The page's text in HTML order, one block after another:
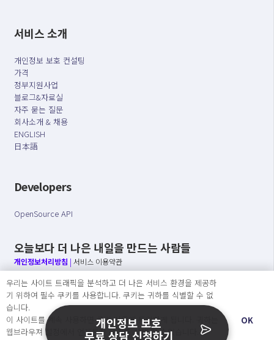
서비스 소개
개인정보 보호 컨설팅
가격
정부지원사업
블로그&자료실
자주 묻는 질문
회사소개 & 채용
ENGLISH
日本語
Developers
OpenSource API
오늘보다 더 나은 내일을 만드는 사람들
개인정보처리방침 | 서비스 이용약관
○ 개인정보보호 컴플라이언스를 선도하겠습니다.
○ 정보주체의 권리를 보장하겠습니다.
○ 기업의 개인정보보호를 위한 효율적 관리를 보장하겠습니다.
우리는 사이트 트래픽을 분석하고 더 나은 서비스 환경을 제공하
기 위하여 필수 쿠키를 사용합니다. 쿠키는 귀하를 식별할 수 없
습니다.
이 사이트를 계속 사용하면 쿠키 사용에 동의하게 됩니다. 귀하는
웹브라우져 설정에서 언제든지 쿠키를 삭제 할 수있습니다.
OK
개인정보 보호
무료 상담 신청하기